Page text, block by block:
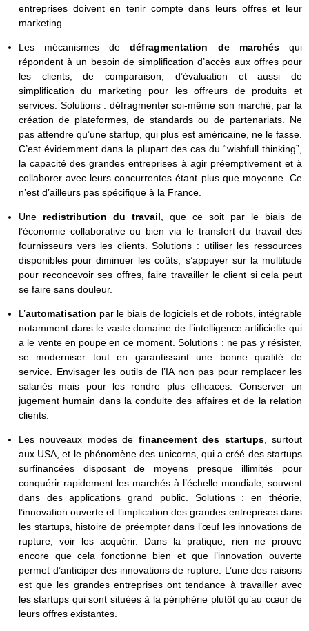
entreprises doivent en tenir compte dans leurs offres et leur
marketing.
Les mécanismes dedéfragmentation de marchésqui
répondent à un besoin de simplification d’accès aux offres pour
les clients, de comparaison, d’évaluation et aussi de
simplification du marketing pour les offreurs de produits et
services. Solutions : défragmenter soi-même son marché, par la
création de plateformes, de standards ou de partenariats. Ne
pas attendre qu’une startup, qui plus est américaine, ne le fasse.
C’est évidemment dans la plupart des cas du “wishfull thinking”,
la capacité des grandes entreprises à agir préemptivement et à
collaborer avec leurs concurrentes étant plus que moyenne. Ce
n’est d’ailleurs pas spécifique à la France.
Une redistribution du travail , que ce soit par le biais de
l’économie collaborative ou bien via le transfert du travail des
fournisseurs vers les clients. Solutions : utiliser les ressources
disponibles pour diminuer les coûts, s’appuyer sur la multitude
pour reconcevoir ses offres, faire travailler le client si cela peut
se faire sans douleur.
L’automatisation par le biais de logiciels et de robots, intégrable
notamment dans le vaste domaine de l’intelligence artificielle qui
a le vente en poupe en ce moment. Solutions : ne pas y résister,
se moderniser tout en garantissant une bonne qualité de
service. Envisager les outils de l’IA non pas pour remplacer les
salariés mais pour les rendre plus efficaces. Conserver un
jugement humain dans la conduite des affaires et de la relation
clients.
Les nouveaux modes de financement des startups, surtout
aux USA, et le phénomène des unicorns, qui a créé des startups
surfinancées disposant de moyens presque illimités pour
conquérir rapidement les marchés à l’échelle mondiale, souvent
dans des applications grand public. Solutions : en théorie,
l’innovation ouverte et l’implication des grandes entreprises dans
les startups, histoire de préempter dans l’œuf les innovations de
rupture, voir les acquérir. Dans la pratique, rien ne prouve
encore que cela fonctionne bien et que l’innovation ouverte
permet d’anticiper des innovations de rupture. L’une des raisons
est que les grandes entreprises ont tendance à travailler avec
les startups qui sont situées à la périphérie plutôt qu’au cœur de
leurs offres existantes.